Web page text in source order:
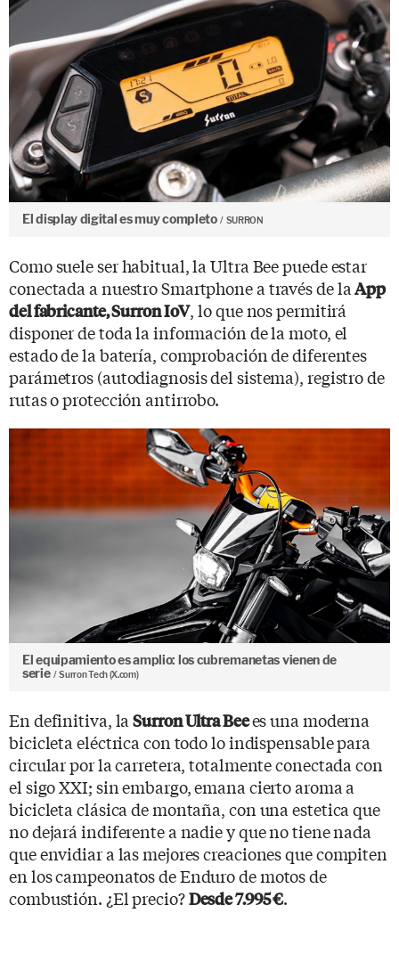
El display digital es muy completo SURRON
Como suele ser habitual, la Ultra Bee puede estar
conectada a nuestro Smartphone a través de laApp
del fabricante, Surron IoV, lo que nos permitirá
disponer de toda la información de la moto, el
estado de la batería, comprobación de diferentes
parámetros (autodiagnosis del sistema), registro de
rutas o protección antirrobo.
El equipamiento es amplio: los cubremanetas vienen de
serie
Surron Tech (X.com)
En definitiva, laSurron Ultra Beees una moderna
bicicleta eléctrica con todo lo indispensable para
circular por la carretera, totalmente conectada con
el sigo XXI; sin embargo, emana cierto aroma a
bicicleta clásica de montaña, con una estetica que
no dejará indiferente a nadie y que no tiene nada
que envidiar a las mejores creaciones que compiten
en los campeonatos de Enduro de motos de
combustión. ¿El precio?Desde 7.995 €.